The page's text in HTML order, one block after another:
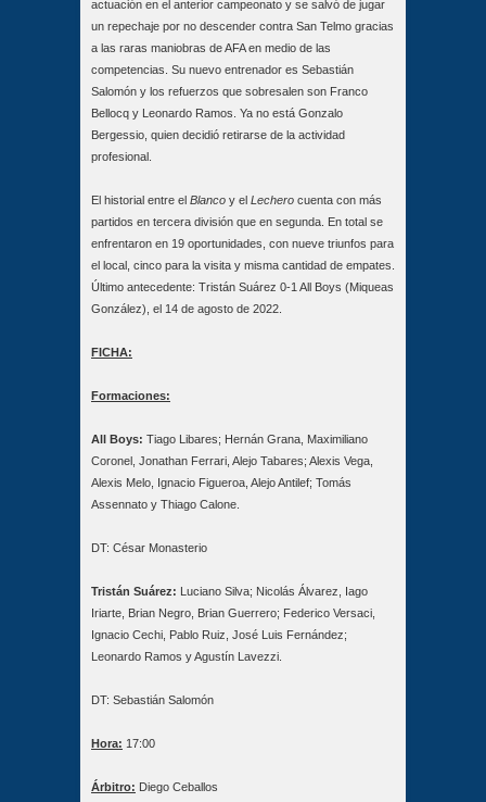
actuación en el anterior campeonato y se salvó de jugar
un repechaje por no descender contra San Telmo gracias
a las raras maniobras de AFA en medio de las
competencias. Su nuevo entrenador es Sebastián
Salomón y los refuerzos que sobresalen son Franco
Bellocq y Leonardo Ramos. Ya no está Gonzalo
Bergessio, quien decidió retirarse de la actividad
profesional.
El historial entre el Blanco y el Lechero cuenta con más
partidos en tercera división que en segunda. En total se
enfrentaron en 19 oportunidades, con nueve triunfos para
el local, cinco para la visita y misma cantidad de empates.
Último antecedente: Tristán Suárez 0-1 All Boys (Miqueas
González), el 14 de agosto de 2022.
FICHA:
Formaciones:
All Boys: Tiago Libares; Hernán Grana, Maximiliano
Coronel, Jonathan Ferrari, Alejo Tabares; Alexis Vega,
Alexis Melo, Ignacio Figueroa, Alejo Antilef; Tomás
Assennato y Thiago Calone.
DT: César Monasterio
Tristán Suárez:
Luciano Silva; Nicolás Álvarez, Iago
Iriarte, Brian Negro, Brian Guerrero; Federico Versaci,
Ignacio Cechi, Pablo Ruiz, José Luis Fernández;
Leonardo Ramos y Agustín Lavezzi.
DT: Sebastián Salomón
Hora: 17:00
Árbitro: Diego Ceballos